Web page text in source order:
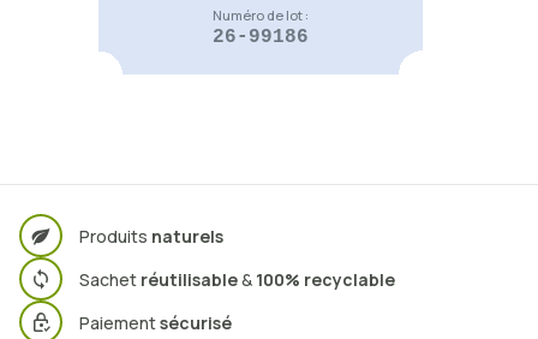
Numéro de lot :
26-99186
Produits naturels
Sachet réutilisable& 100% recyclable
Paiementsécurisé